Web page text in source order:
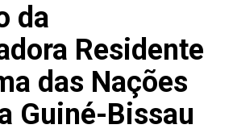
da
Residente
das Nações
Guiné-Bissau